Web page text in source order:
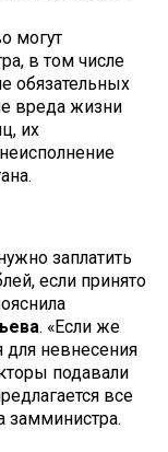
могут
в том числе
обязательных
вреда жизни
их
заплатить
если принято
. «Если же
для невнесения
подавали
все
замминистра.